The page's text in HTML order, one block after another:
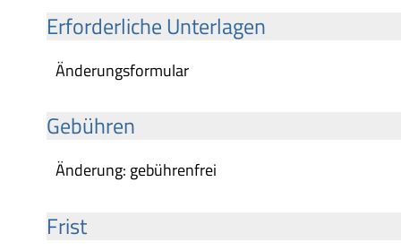
Erforderliche Unterlagen
Änderungsformular
Gebühren
Änderung: gebührenfrei
Frist